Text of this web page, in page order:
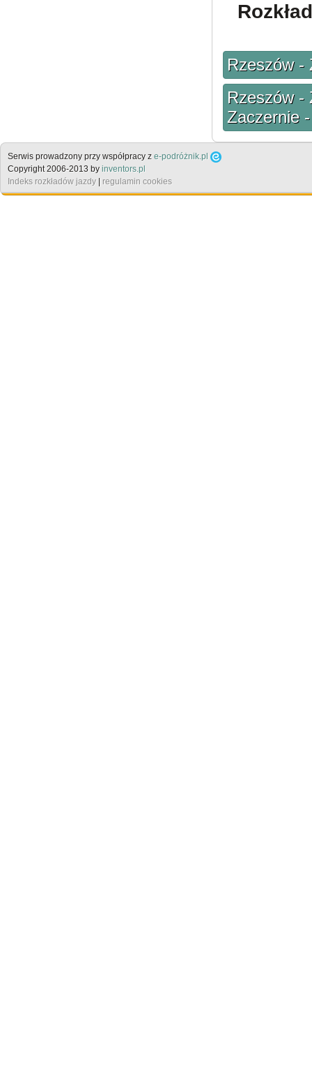
Rzeszów -
Rzeszów -
Zaczernie
Serwis prowadzony przy współpracy z e-podróżnik.pl
Copyright 2006-2013 by inventors.pl
Indeks rozkładów jazdy
regulamin cookies